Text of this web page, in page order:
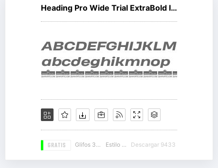
Heading Pro Wide Trial ExtraBold Italic
GRATIS Glifos 331 Estilo 11 Descargar 9433